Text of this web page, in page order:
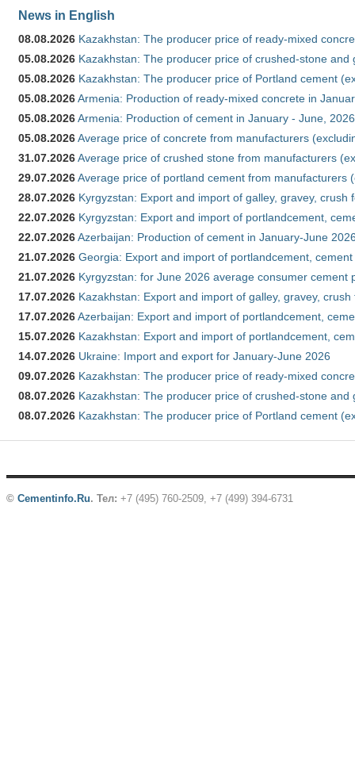
News in English
08.08.2026 Kazakhstan: The producer price of ready-mixed
05.08.2026 Kazakhstan: The producer price of crushed-stone and
05.08.2026 Kazakhstan: The producer price of Portland cement
05.08.2026Armenia: Production of ready-mixed concrete in
05.08.2026Armenia: Production of cement in January - June, 2026
05.08.2026Average price of concrete from manufacturers
31.07.2026Average price of crushed stone from manufacturers
29.07.2026Average price of portland cement from manufacturers
28.07.2026 Kyrgyzstan: Export and import of galley, gravey,
22.07.2026 Kyrgyzstan: Export and import of portlandcement,
22.07.2026Azerbaijan: Production of cement in January-June
21.07.2026 Georgia: Export and import of portlandcement,
21.07.2026 Kyrgyzstan: for June 2026 average consumer cement
17.07.2026 Kazakhstan: Export and import of galley, gravey,
17.07.2026Azerbaijan: Export and import of portlandcement,
15.07.2026 Kazakhstan: Export and import of portlandcement,
14.07.2026 Ukraine: Import and export for January-June 2026
09.07.2026 Kazakhstan: The producer price of ready-mixed
08.07.2026 Kazakhstan: The producer price of crushed-stone and
08.07.2026 Kazakhstan: The producer price of Portland cement
© Cementinfo.Ru. Тел: +7 (495) 760-2509, +7 (499) 394-6731